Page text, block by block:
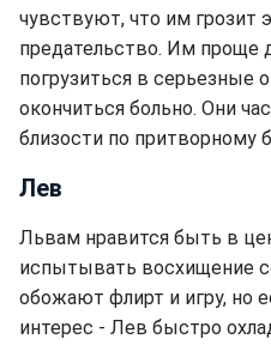
чувствуют, что им грозит
предательство. Им проще
погрузиться в серьезные
окончиться больно. Они
близости по притворному
Лев
Львам нравится быть в
испытывать восхищение
обожают флирт и игру, но
интерес - Лев быстро